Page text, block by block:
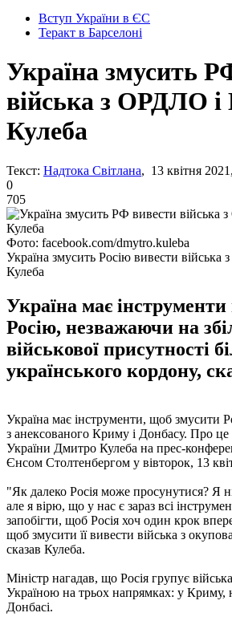
Вступ України в ЄС
Теракт в Барселоні
Україна змусить
війська з ОРДЛО
Кулеба
Текст: Надтока Світлана, 13 квітня
0
705
Фото: facebook.com/dmytro.kuleba
Україна змусить Росію вивести
Кулеба
Україна має
Росію, незважаючи на
військової присутності
українського кордону,
Україна має інструменти, щоб змусити
з анексованого Криму і Донбасу. Про
України Дмитро Кулеба на прес-
Єнсом Столтенбергом у вівторок, 13
"Як далеко Росія може просунутися? Я
але я вірю, що у нас є зараз всі
запобігти, щоб Росія хоч один крок
щоб змусити її вивести війська з
сказав Кулеба.
Міністр нагадав, що Росія групує
Україною на трьох напрямках: у Криму,
Донбасі.